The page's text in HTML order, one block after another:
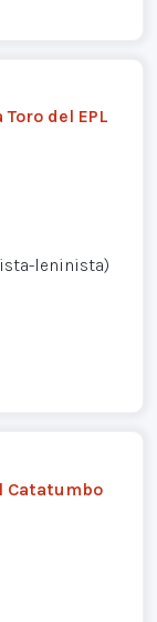
del EPL
leninista)
Catatumbo